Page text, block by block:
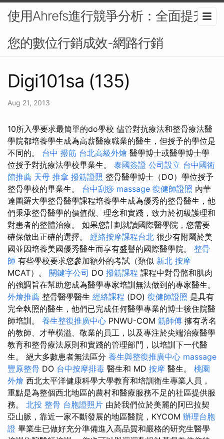
使用Ahrefs進行競爭分析：全面提升
您的數位行銷成效-網路行銷
Digi101sa (135)
Aug 21, 2013
10所入學要求最簡單的do學校 儘管對抗療法和整骨療法醫
學院都培養學生成為高薪醫療職業的醫生，但授予的學位是
不同的。 台中 撥筋 台北高級外燴 醫學博士或醫學博士學
位授予對抗療法學校畢業生。 泰國簽證 公司設立 台中國術
館推薦 天母 推拿 撥筋證照 整骨醫學博士（DO）學位授予
整骨學校的畢業生。 台中刮痧 massage 復健師證照 內華
達圖羅大學整骨醫學課程培養學生成為優秀的整骨醫生，他
們秉承整骨醫學的價值觀、理念和實踐，致力於初級護理和
對患者的整體治療。 如果您計劃就讀國際醫學院，您需要
確保做出正確的選擇。 經絡按摩課程台北 很少有附屬於美
國並因培養美國優秀醫生而享有盛譽的國際醫學院。 整骨
師 有些學校要求您參加額外的考試（類似 新北 按摩
MCAT）。 關鍵字公司 DO 撥筋課程 課程中對骨骼和肌肉
的強調旨在幫助您成為醫學專家培訓無法做到的專家醫生。
外燴推薦 整骨醫學醫生 經絡課程 (DO) 復健師證照 是具有
完全執照的醫生，他們已完成任何醫學專業的博士後住院醫
師培訓。 養生整復推廣中心 PNWU-COM 筋師傅 擁有著名
的教師、才華橫溢、敬業的員工，以及專注於尖端治療醫學
教育和整骨療法原則和實踐的管理部門，以培訓下一代醫
生。 絕大多數患者無法區分 養生與整復推廣中心 massage
豐原整骨 DO 台中按摩排毒 醫生和 MD 按摩 醫生。 桃園
外燴 西北太平洋健康科學大學教育和培訓衛生專業人員，
重點是為整個西北地區的農村和醫療服務不足的社區提供服
務。 北投 整骨 台胞證照片 由於我們位於美麗的阿巴拉契
亞山脈，靠近一家不斷發展的地區醫院，KYCOM 辦理台胞
證 畢業生已做好充分準備進入高品質和嚴格的研究生醫學